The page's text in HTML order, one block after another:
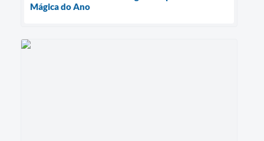
Mágica do Ano